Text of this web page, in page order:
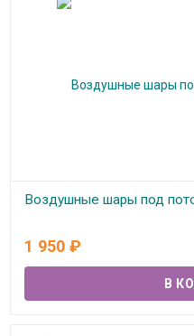
Воздушные шары под
1 950 ₽